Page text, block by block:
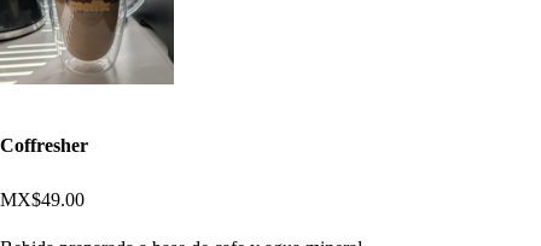
Coffresher
MX$49.00